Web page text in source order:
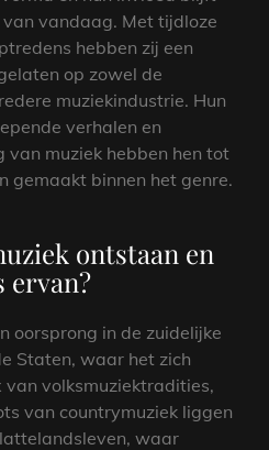
vandaag. Met tijdloze
hebben zij een
op zowel de
muziekindustrie. Hun
verhalen en
van muziek hebben hen tot
gemaakt binnen het genre.
ontstaan en
ervan?
oorsprong in de zuidelijke
Staten, waar het zich
volksmuziektradities,
van countrymuziek liggen
waar